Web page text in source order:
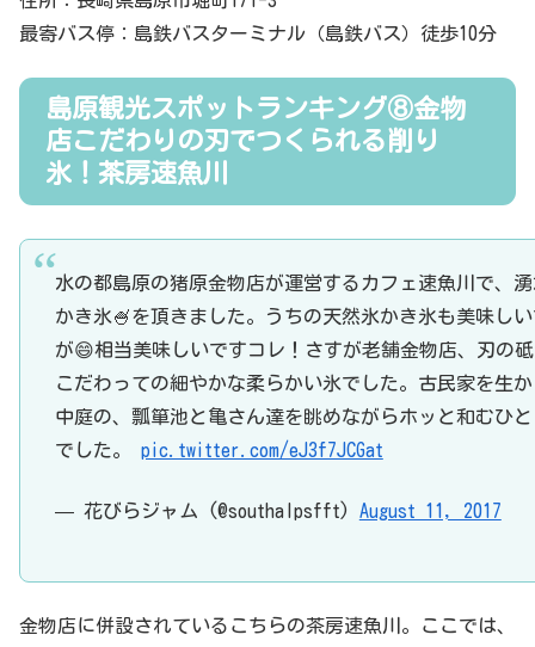
最寄バス停：島鉄バスターミナル（島鉄バス）徒歩10分
島原観光スポットランキング⑧金物
店こだわりの刃でつくられる削り
氷！茶房速魚川
水の都島原の猪原金物店が運営するカフェ速魚川で、
かき氷🍧を頂きました。うちの天然氷かき氷も美味し
が😄相当美味しいですコレ！さすが老舗金物店、刃の
こだわっての細やかな柔らかい氷でした。古民家を生
中庭の、瓢箪池と亀さん達を眺めながらホッと和むひ
でした。 pic.twitter.com/eJ3f7JCGat
— 花びらジャム (@southalpsfft) August 11, 2017
金物店に併設されているこちらの茶房速魚川。ここでは、